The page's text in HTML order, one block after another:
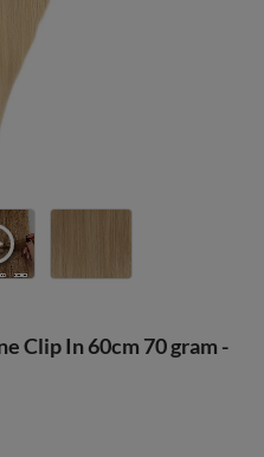
Clip In 60cm 70 gram -